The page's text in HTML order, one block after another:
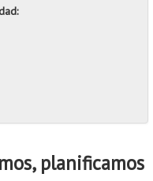
planificamos